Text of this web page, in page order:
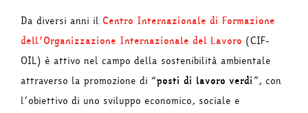
Da diversi anni il Centro Internazionale di Formazione
dell’Organizzazione Internazionale del Lavoro (CIF-
OIL) è attivo nel campo della sostenibilità ambientale
attraverso la promozione di “posti di lavoro verdi”, con
l’obiettivo di uno sviluppo economico, sociale e